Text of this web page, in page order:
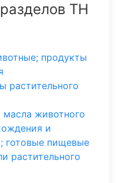
ТН
продукты
растительного
животного
и
готовые пищевые
растительного